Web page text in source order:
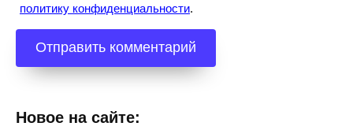
политику конфиденциальности.
Новое на сайте: